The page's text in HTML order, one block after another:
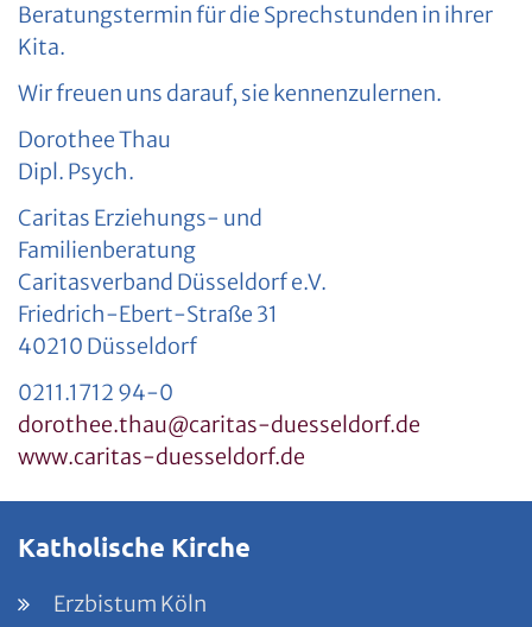
Beratungstermin für die Sprechstunden in ihrer
Kita.
Wir freuen uns darauf, sie kennenzulernen.
Dorothee Thau
Dipl. Psych.
Caritas Erziehungs- und
Familienberatung
Caritasverband Düsseldorf e.V.
Friedrich-Ebert-Straße 31
40210 Düsseldorf
0211.1712 94-0
dorothee.thau@caritas-duesseldorf.de
www.caritas-duesseldorf.de
Katholische Kirche
Erzbistum Köln